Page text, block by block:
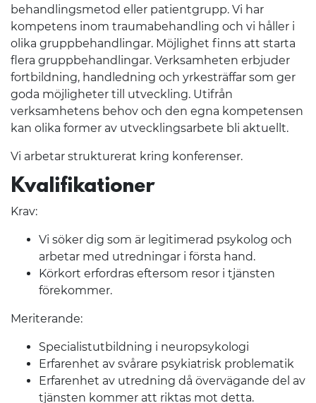
behandlingsmetod eller patientgrupp. Vi har
kompetens inom traumabehandling och vi håller i
olika gruppbehandlingar. Möjlighet finns att starta
flera gruppbehandlingar. Verksamheten erbjuder
fortbildning, handledning och yrkesträffar som ger
goda möjligheter till utveckling. Utifrån
verksamhetens behov och den egna kompetensen
kan olika former av utvecklingsarbete bli aktuellt.
Vi arbetar strukturerat kring konferenser.
Kvalifikationer
Krav:
Vi söker dig som är legitimerad psykolog och
arbetar med utredningar i första hand.
Körkort erfordras eftersom resor i tjänsten
förekommer.
Meriterande:
Specialistutbildning i neuropsykologi
Erfarenhet av svårare psykiatrisk problematik
Erfarenhet av utredning då övervägande del av
tjänsten kommer att riktas mot detta.